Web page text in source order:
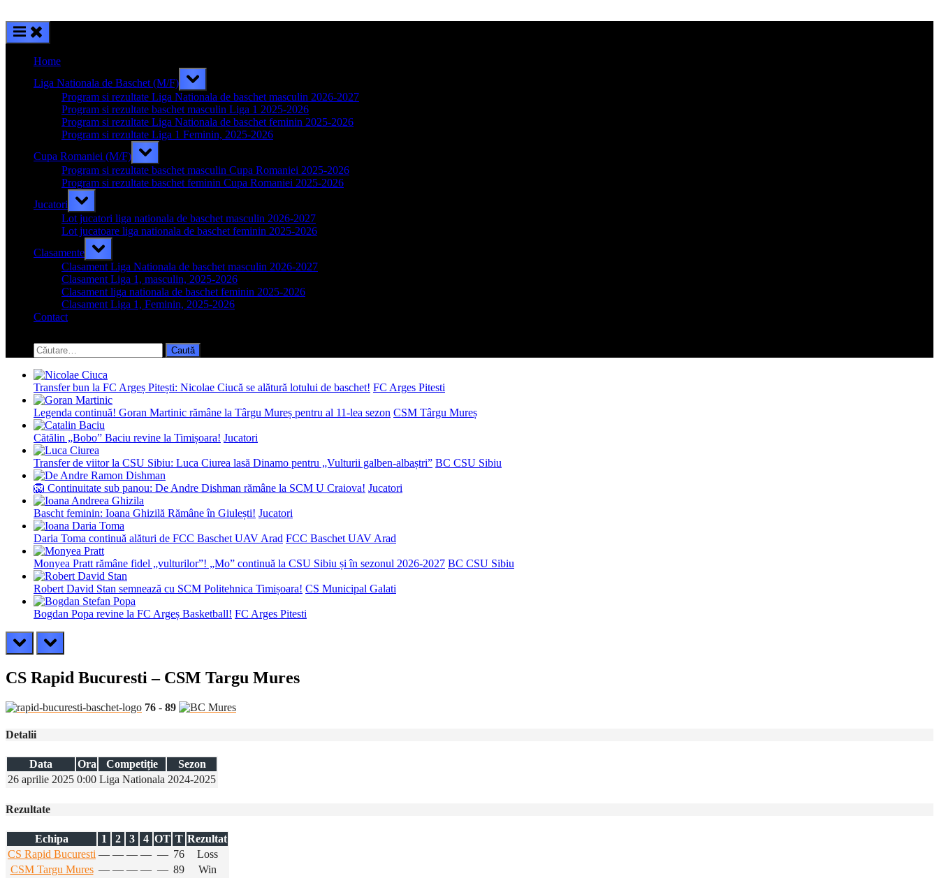
Home
Liga Nationala de Baschet (M/F)
Toggle
sub-
menu
Program si rezultate Liga Nationala de baschet masculin 2026-2027
Program si rezultate baschet masculin Liga 1 2025-2026
Program si rezultate Liga Nationala de baschet feminin 2025-2026
Program si rezultate Liga 1 Feminin, 2025-2026
Cupa Romaniei (M/F)
Toggle
sub-
menu
Program si rezultate baschet masculin Cupa Romaniei 2025-2026
Program si rezultate baschet feminin Cupa Romaniei 2025-2026
Jucatori
Toggle
sub-
menu
Lot jucatori liga nationala de baschet masculin 2026-2027
Lot jucatoare liga nationala de baschet feminin 2025-2026
Clasamente
Toggle
sub-
menu
Clasament Liga Nationala de baschet masculin 2026-2027
Clasament Liga 1, masculin, 2025-2026
Clasament liga nationala de baschet feminin 2025-2026
Clasament Liga 1, Feminin, 2025-2026
Contact
search
form
Caută
după:
Transfer bun la FC Argeș Pitești: Nicolae Ciucă se alătură lotului de baschet! FC Arges Pitesti
Legenda continuă! Goran Martinic rămâne la Târgu Mureș pentru al 11-lea sezon CSM Târgu Mureș
Cătălin „Bobo” Baciu revine la Timișoara! Jucatori
Transfer de viitor la CSU Sibiu: Luca Ciurea lasă Dinamo pentru „Vulturii galben-albaștri” BC CSU Sibiu
🦁 Continuitate sub panou: De Andre Dishman rămâne la SCM U Craiova! Jucatori
Bascht feminin: Ioana Ghizilă Rămâne în Giulești! Jucatori
Daria Toma continuă alături de FCC Baschet UAV Arad FCC Baschet UAV Arad
Monyea Pratt rămâne fidel „vulturilor”! „Mo” continuă la CSU Sibiu și în sezonul 2026-2027 BC CSU Sibiu
Robert David Stan semnează cu SCM Politehnica Timișoara! CS Municipal Galati
Bogdan Popa revine la FC Argeș Basketball! FC Arges Pitesti
prev next
CS Rapid Bucuresti – CSM Targu Mures
76 - 89
Detalii
Data Ora Competiție
Sezon
26 aprilie 2025 0:00 Liga Nationala 2024-2025
Rezultate
Echipa 1 2 3 4 OT T Rezultat
CS Rapid Bucuresti — — — — — 76
Loss
CSM Targu Mures — — — — — 89 Win